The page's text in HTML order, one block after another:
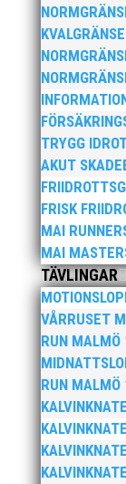
TRYGG
AKUT
FRISK
MAI
MAI
TÄVLINGAR
VÅRRUSET
RUN
RUN
Efter
utdelning
av stipendier
rubrik.
Nu kan du
Hösten 2024.